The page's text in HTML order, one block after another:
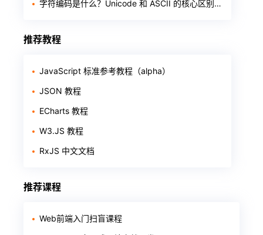
字符编码是什么？Unicode 和 ASCII 的核心区别一次讲透
推荐教程
JavaScript 标准参考教程（alpha）
JSON 教程
ECharts 教程
W3.JS 教程
RxJS 中文文档
推荐课程
Web前端入门扫盲课程